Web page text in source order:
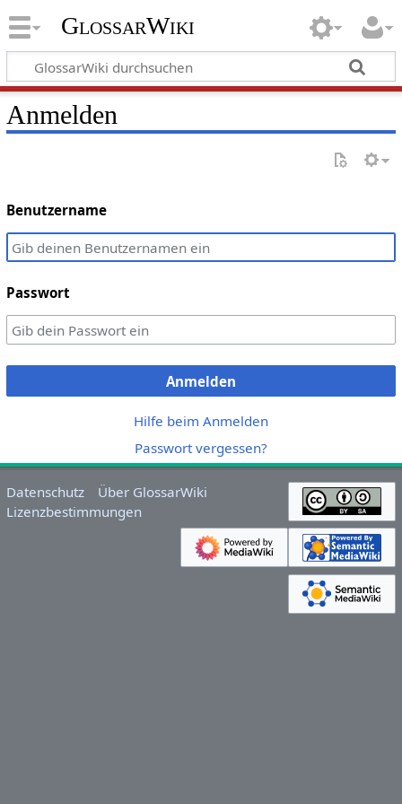
GlossarWiki
Anmelden
Benutzername
Passwort
Anmelden
Hilfe beim Anmelden
Passwort vergessen?
Datenschutz
Über GlossarWiki
Lizenzbestimmungen